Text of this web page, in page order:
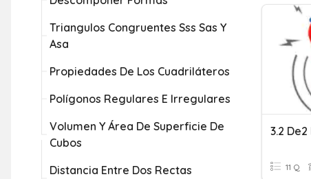
Triangulos Congruentes Sss Sas Y
Asa
Propiedades De Los Cuadriláteros
Polígonos Regulares E Irregulares
Volumen Y Área De Superficie De
Cubos
Distancia Entre Dos Rectas
3.2
11 Q